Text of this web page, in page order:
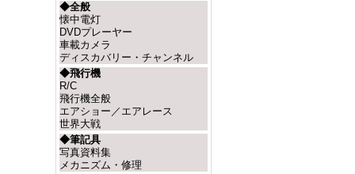
◆全般
懐中電灯
DVDプレーヤー
車載カメラ
ディスカバリー・チャンネル
◆飛行機
R/C
飛行機全般
エアショー／エアレース
世界大戦
◆筆記具
写真資料集
メカニズム・修理